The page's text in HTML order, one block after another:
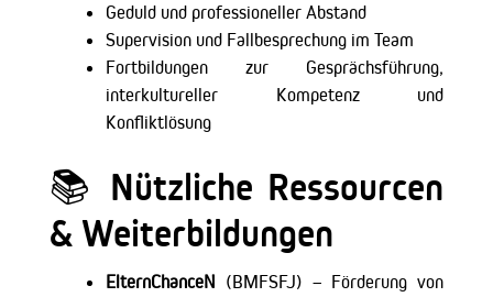
Geduld und professioneller Abstand
Supervision und Fallbesprechung im Team
Fortbildungen zur Gesprächsführung,
interkultureller Kompetenz und
Konfliktlösung
📚 Nützliche Ressourcen
& Weiterbildungen
ElternChanceN (BMFSFJ) – Förderung von